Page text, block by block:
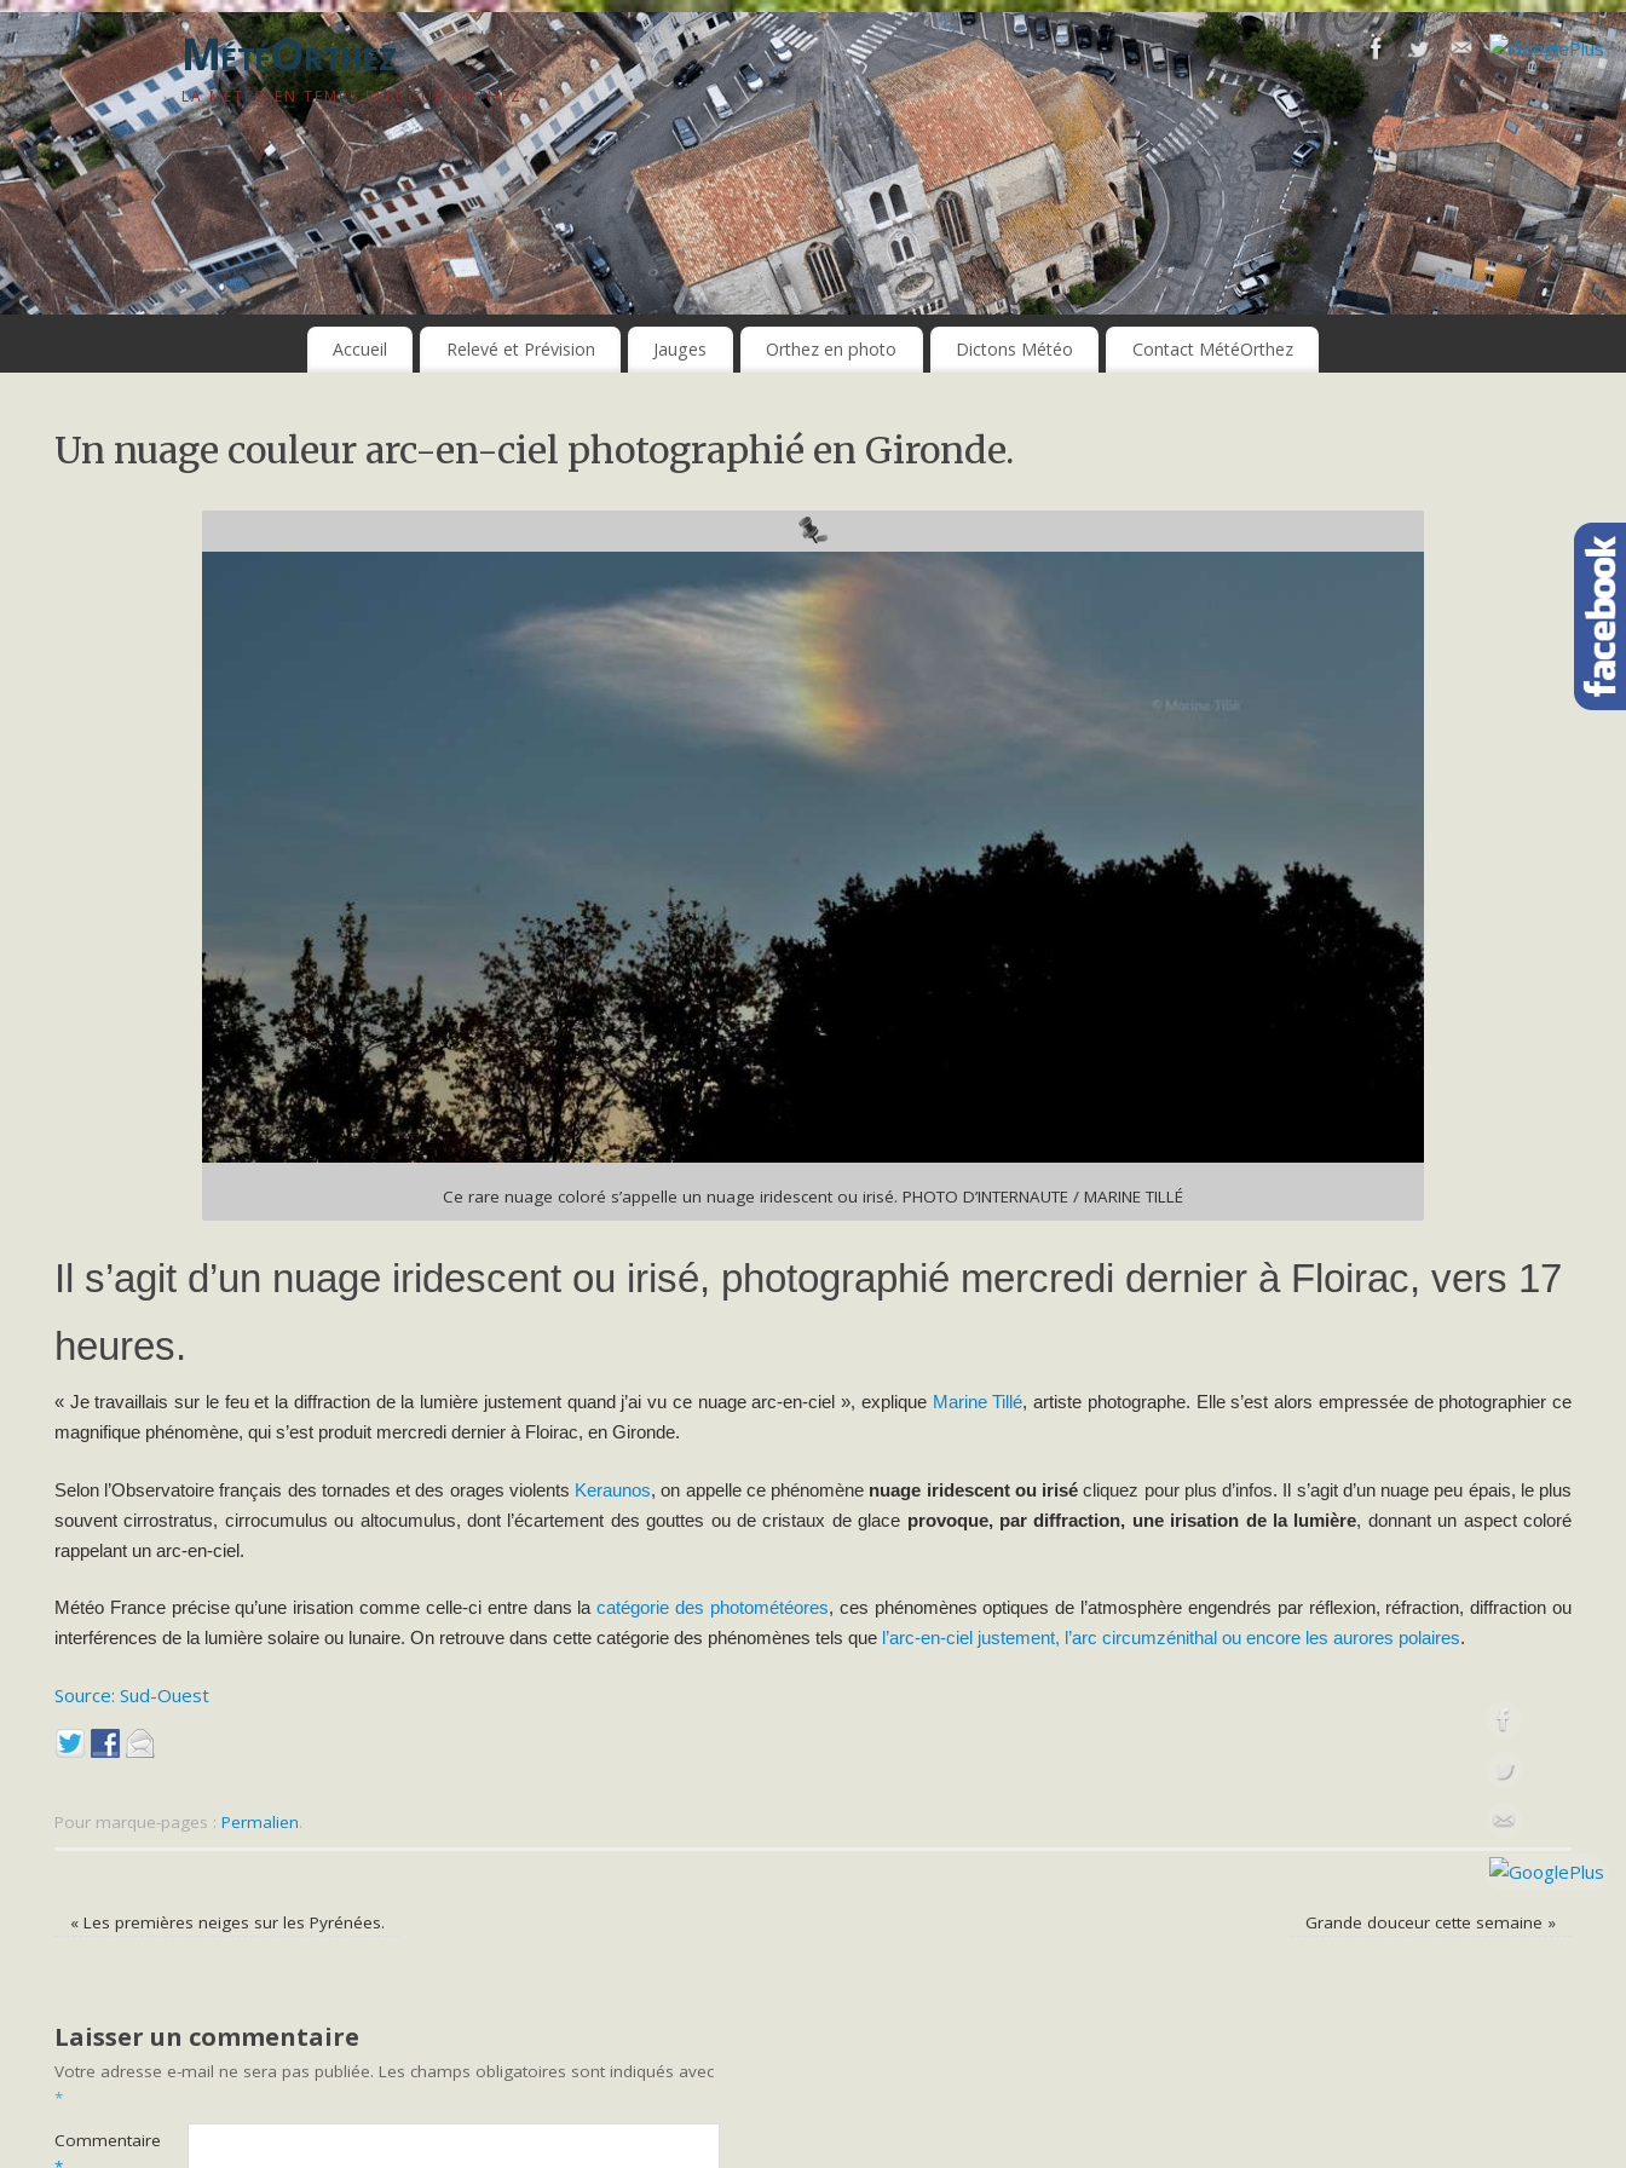
MétéOrthez
LA MÉTÉO EN TEMPS RÉEL SUR ORTHEZ
Accueil Relevé et Prévision Jauges Orthez en photo Dictons Météo Contact MétéOrthez
Un nuage couleur arc-en-ciel photographié en Gironde.
Ce rare nuage coloré s’appelle un nuage iridescent ou irisé. PHOTO D’INTERNAUTE / MARINE TILLÉ
Il s’agit d’un nuage iridescent ou irisé, photographié mercredi dernier à Floirac, vers 17
heures.
« Je travaillais sur le feu et la diffraction de la lumière justement quand j’ai vu ce nuage arc-en-ciel », explique Marine Tillé, artiste photographe. Elle s’est alors empressée de photographier ce
magnifique phénomène, qui s’est produit mercredi dernier à Floirac, en Gironde.
Selon l’Observatoire français des tornades et des orages violents Keraunos, on appelle ce phénomène nuage iridescent ou irisé cliquez pour plus d’infos. Il s’agit d’un nuage peu épais, le plus
souvent cirrostratus, cirrocumulus ou altocumulus, dont l’écartement des gouttes ou de cristaux de glace provoque, par diffraction, une irisation de la lumière, donnant un aspect coloré
rappelant un arc-en-ciel.
Météo France précise qu’une irisation comme celle-ci entre dans lacatégorie des photométéores, ces phénomènes optiques de l’atmosphère engendrés par réflexion, réfraction, diffraction ou
interférences de la lumière solaire ou lunaire. On retrouve dans cette catégorie des phénomènes tels que l’arc-en-ciel justement, l’arc circumzénithal ou encore les aurores polaires.
Source: Sud-Ouest
Pour marque-pages : Permalien.
«Les premières neiges sur les Pyrénées. Grande douceur cette semaine »
Laisser un commentaire
Votre adresse e-mail ne sera pas publiée. Les champs obligatoires sont indiqués avec
*
Commentaire